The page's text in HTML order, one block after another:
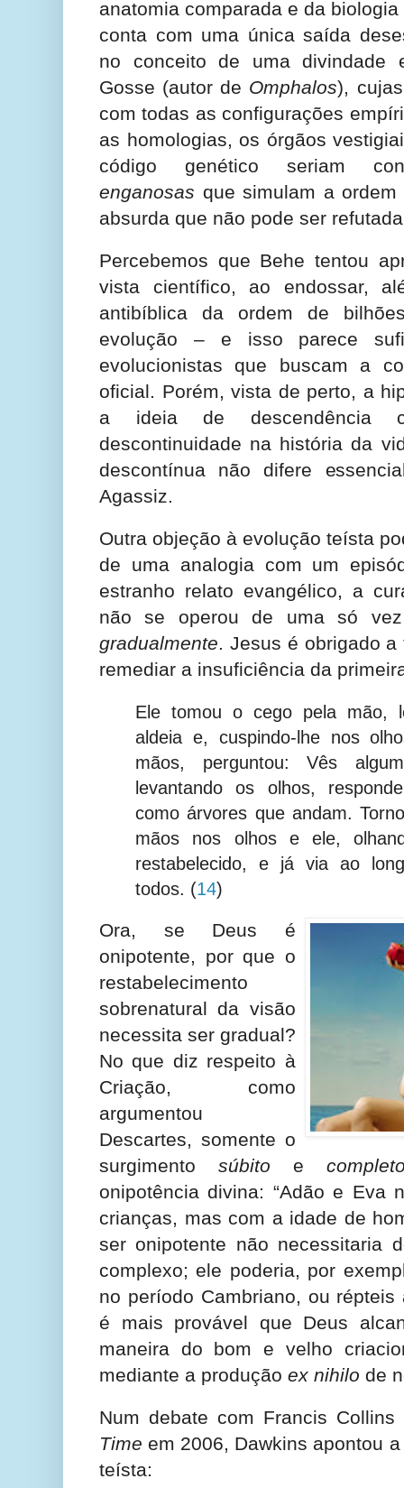
anatomia comparada e da
conta com uma única saída
no conceito de uma divindade
Gosse (autor de Omphalos),
com todas as configurações
as homologias, os órgãos
código genético seriam
enganosas que simulam a
absurda que não pode ser
Percebemos que Behe tentou
vista científico, ao endossar,
antibíblica da ordem de
evolução – e isso parece
evolucionistas que buscam a
oficial. Porém, vista de perto, a
a ideia de descendência
descontinuidade na história da
descontínua não difere
Agassiz.
Outra objeção à evolução teísta
de uma analogia com um
estranho relato evangélico, a
não se operou de uma só
gradualmente. Jesus é obrigado
remediar a insuficiência da
Ele tomou o cego pela mão,
aldeia e, cuspindo-lhe nos
mãos, perguntou: Vês
levantando os olhos,
como árvores que andam.
mãos nos olhos e ele,
restabelecido, e já via ao
todos. (14)
Ora, se Deus é
onipotente, por que o
restabelecimento
sobrenatural da visão
necessita ser gradual?
No que diz respeito à
Criação, como
argumentou
Descartes, somente o
surgimento súbito e
onipotência divina: “Adão e Eva
crianças, mas com a idade de
ser onipotente não necessitaria
complexo; ele poderia, por
no período Cambriano, ou
é mais provável que Deus
maneira do bom e velho
mediante a produção ex nihilo de
Num debate com Francis
Time em 2006, Dawkins apontou
teísta: